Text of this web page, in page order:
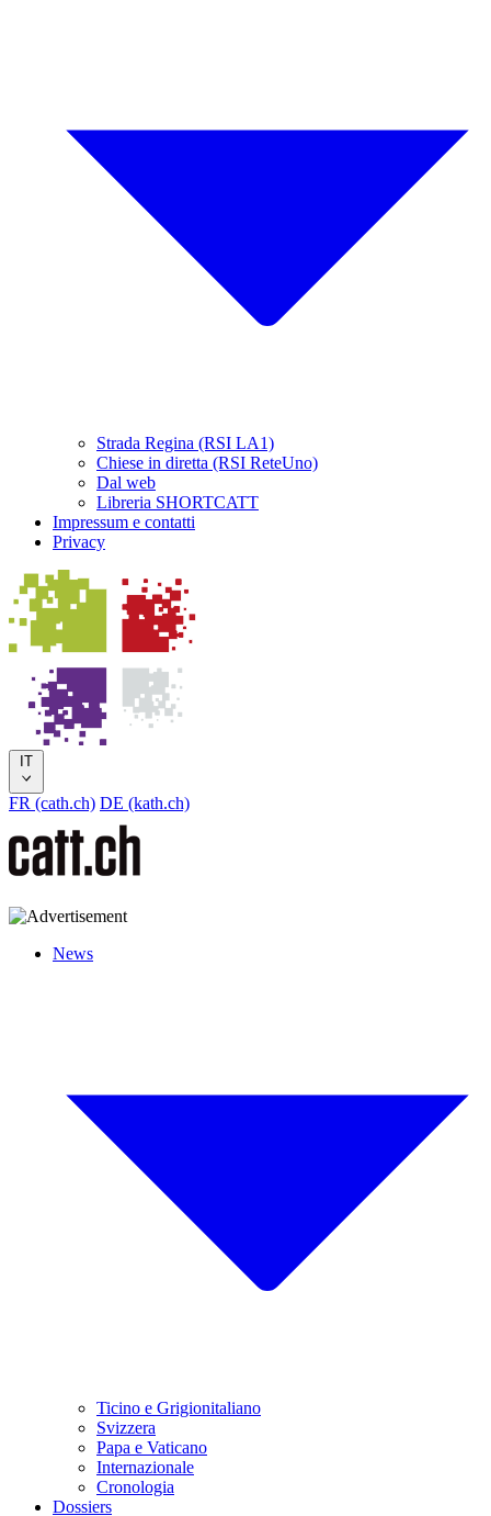
Strada Regina (RSI LA1)
Chiese in diretta (RSI ReteUno)
Dal web
Libreria SHORTCATT
Impressum e contatti
Privacy
IT
FR (cath.ch) DE (kath.ch)
News
Ticino e Grigionitaliano
Svizzera
Papa e Vaticano
Internazionale
Cronologia
Dossiers